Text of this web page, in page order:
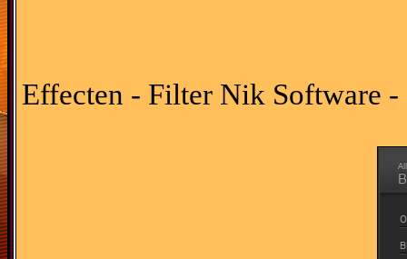
Effecten - Filter Nik Software